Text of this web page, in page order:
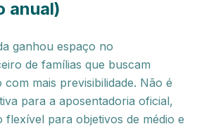
anual)
ganhou espaço no
de famílias que buscam
mais previsibilidade. Não é
para a aposentadoria oficial,
flexível para objetivos de médio e